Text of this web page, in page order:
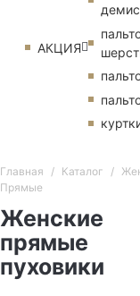
АКЦИЯ
Главная Каталог
Прямые
Женские
прямые
пуховики